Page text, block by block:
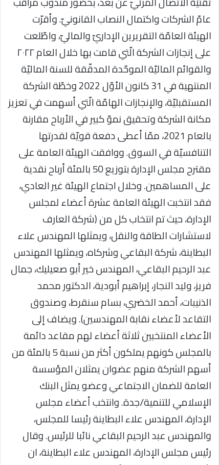
عامّ الشركات واكتمال النصاب القانونيّ. وأقرّت
الهيئة العامّة التقريرين الإداريّ والماليّ، واطّلعت
على إنجازات الشركة الّتي قامت بها خلال العام ٢٠٢٢
والقوائم الماليّة الموحّدة المدقّقة للسنة الماليّة
المنتهية في 31 كانون الأوّل 2022 وخطّة الشركة
المستقبليّة، والإنجازات الهامّة الّتي أسهمت في تعزيز
مكانة الشركة وتحقيق نموّ كبير في الأرباح مقارنة
بالعام 2021، ممّا أعطى دفعة قويّة لقدرتها
التنافسيّة في السوق. ووافقت الهيئة العامة على
مقترح مجلس الإدارة بتوزيع 50 بالمئة أرباح نقدية
على المساهمين. وخلال اجتماع الهيئة غير العادي،
فقد انتخبت الهيئة العامة عشرة أعضاء لمجلس
الإدارة، حيث تم انتخاب كل من (شركة العارف
لاستشارات الطاقة والنقل، ويمثلها المهندس علاء
البطاينة، شركة البقاعي وشركاه، ويمثلها المهندس
عبد الرحيم البقاعي، المهندس خير أبو صعيليك، جمال
فريز، وليد النجار، إبراهيم أبودية، الدكتور محمد
الذنيبات، أحمد الخضري، بسام سنقرط، وصندوق
التقاعد لأعضاء نقابة المهندسين). ويضاف إلى
الأعضاء المنتخبين ثلاثة أعضاء لهم مقاعد دائمة
بالمجلس كونهم يملكون أكثر من نسبة 5 بالمئة من
أسهم الشركة منهم عضوان يمثلان المؤسسة
العامة للضمان الاجتماعي وعضو يمثل البنك
الإسلامي للتنمية/جدة. وانتخب أعضاء مجلس
الإدارة، المهندس علاء البطاينة رئيسا للمجلس،
والمهندس عبد الرحيم البقاعي نائبا للرئيس. وقال
رئيس مجلس الإدارة، المهندس علاء البطاينة، ان